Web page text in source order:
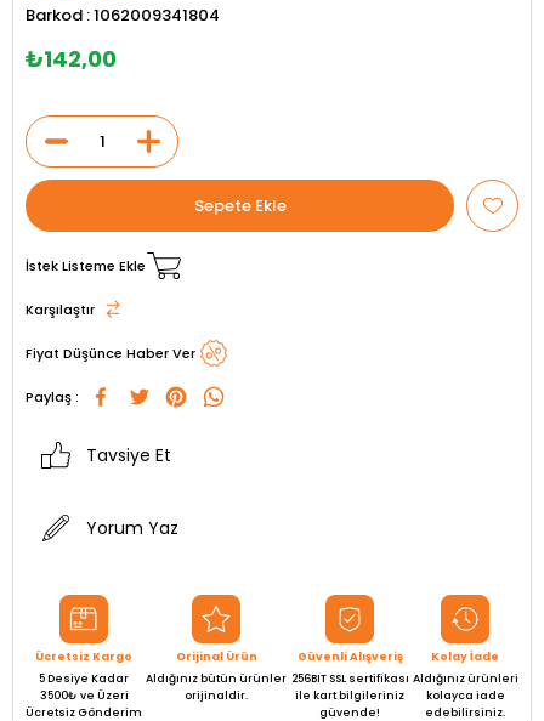
Barkod :1062009341804
₺142,00
İstek Listeme Ekle
Karşılaştır
Fiyat Düşünce Haber Ver
Paylaş :
Tavsiye Et
Yorum Yaz
Ücretsiz Kargo
5 Desiye Kadar
3500₺ ve Üzeri
Ücretsiz Gönderim
Orijinal Ürün
Aldığınız bütün ürünler
orijinaldir.
Güvenli Alışveriş
256BIT SSL sertifikası
ile kart bilgileriniz
güvende!
Kolay İade
Aldığınız ürünleri
kolayca iade
edebilirsiniz.